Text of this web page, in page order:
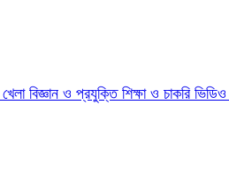
খেলা বিজ্ঞান ও প্রযুক্তি শিক্ষা ও চাকরি ভিডিও